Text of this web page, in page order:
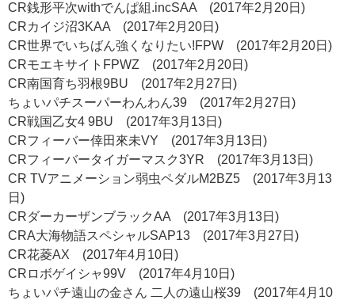
CR銭形平次withでんぱ組.incSAA (2017年2月20日)
CRカイジ沼3KAA (2017年2月20日)
CR世界でいちばん強くなりたい!FPW (2017年2月20日)
CRモエキサイトFPWZ (2017年2月20日)
CR南国育ち羽根9BU (2017年2月27日)
ちょいパチスーパーわんわん39 (2017年2月27日)
CR戦国乙女4 9BU (2017年3月13日)
CRフィーバー倖田來未VY (2017年3月13日)
CRフィーバータイガーマスク3YR (2017年3月13日)
CR TVアニメーション弱虫ペダルM2BZ5 (2017年3月13
日)
CRダーカーザンブラックAA (2017年3月13日)
CRA大海物語スペシャルSAP13 (2017年3月27日)
CR花菱AX (2017年4月10日)
CRロボゲイシャ99V (2017年4月10日)
ちょいパチ遠山の金さん 二人の遠山桜39 (2017年4月10